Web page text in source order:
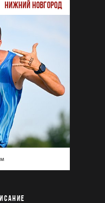
НИЖНИЙ НОВГОРОД